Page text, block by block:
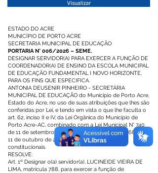
Visualizar
ESTADO DO ACRE
MUNICÍPIO DE PORTO ACRE
SECRETARIA MUNICIPAL DE EDUCAÇÃO
PORTARIA N° 006/2026 – SEME.
DESIGNAR SERVIDOR(A) PARA EXERCER A FUNÇÃO DE
COORDENADOR(A) DE ENSINO DA ESCOLA MUNICIPAL
DE EDUCAÇÃO FUNDAMENTAL I NOVO HORIZONTE,
PARA OS FINS QUE ESPECIFICA.
ANTONIA DEUSENIR PINHEIRO - SECRETÁRIA
MUNICIPAL DE EDUCAÇÃO do Município de Porto Acre,
Estado do Acre, no uso de suas atribuições que lhes são
conferidas por Lei, e tendo em vista o que lhe faculta o
art. 62, inciso II e IV, da Lei Orgânica do Município de
Porto Acre-AC, combinado com a Lei Municipal N° 740
de 11 de setembro de 2025, e a Lei Municipal N° 684, de
11 de outubro de 2023 e demais prerrogativas
constitucionais.
RESOLVE:
Art. 1º Designar o(a) servidor(a), LUCINEIDE VIEIRA DE
LIMA, matrícula 788, para exercer a função de